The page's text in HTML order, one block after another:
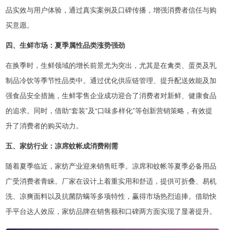
品实效与用户体验，通过真实案例及口碑传播，增强消费者信任与购
买意愿。
四、生鲜市场：夏季属性品类涨势强劲
在换季时，生鲜领域的增长前景尤为突出，尤其是在禽类、蛋类及乳
制品冷饮等季节性品类中。通过优化供应链管理、提升配送效能及加
强食品安全措施，生鲜零售企业成功迎合了消费者对新鲜、健康食品
的追求。同时，借助“套装”及“口味多样化”等创新营销策略，有效提
升了消费者的购买动力。
五、家纺行业：凉席蚊帐成消费刚需
随着夏季临近，家纺产业迎来销售旺季。凉席和蚊帐等夏季必备用品
广受消费者青睐。厂家在设计上着重实用和舒适，提供可折叠、易机
洗、凉爽面料以及抗菌防螨等多项特性，赢得市场热烈追捧。借助快
手平台达人效应，家纺品牌在销售额和口碑两方面实现了显著提升。